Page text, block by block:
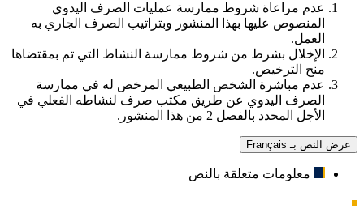
عدم مراعاة شروط ممارسة عمليات الصرف اليدوي
المنصوص عليها بهذا المنشور وبتراتيب الصرف الجاري به
العمل.
الإخلال بشرط من شروط ممارسة النشاط التي تم بمقتضاها
منح الترخيص.
عدم مباشرة الشخص الطبيعي المرخص له في ممارسة
الصرف اليدوي عن طريق مكتب صرف لنشاطه الفعلي في
الأجل المحدد بالفصل 2 من هذا المنشور.
عرض النص بـ Français
معلومات متعلقة بالنص